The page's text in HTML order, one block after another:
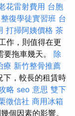
花雷射費用 台胞
整復學徒實習班 台
打掃阿姨價格 茶
作，則值得在更
拖車幾天。 除
療 新竹整骨推薦
下，較長的租賃時
略 seo 意思 雙下
徵信社 商用冰箱
個因素的影響。